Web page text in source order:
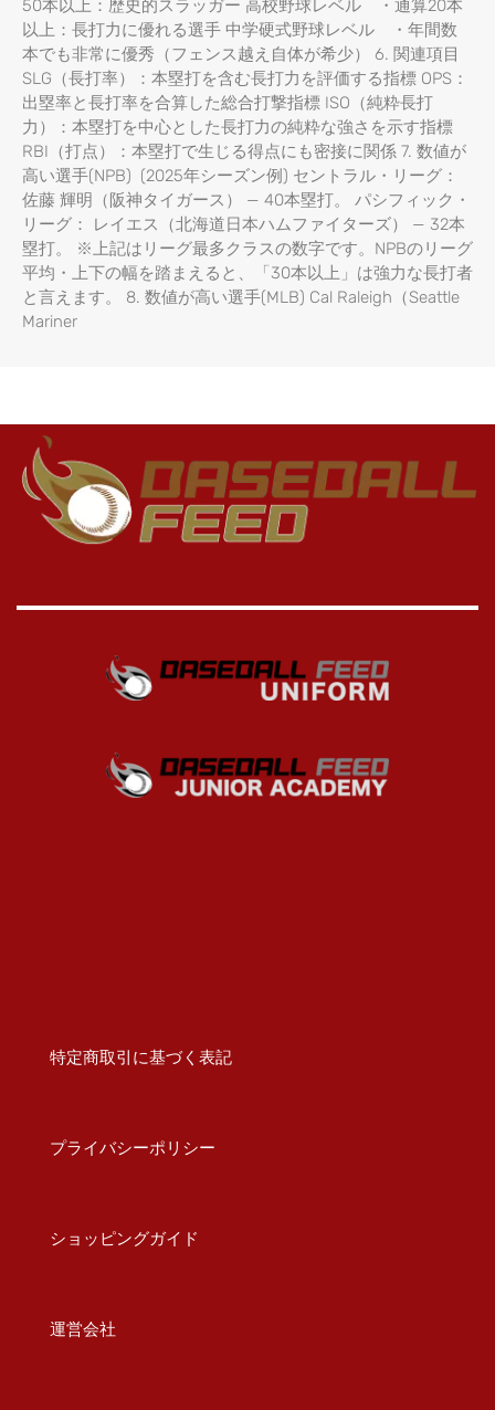
50本以上：歴史的スラッガー 高校野球レベル ・通算20本
以上：長打力に優れる選手 中学硬式野球レベル ・年間数
本でも非常に優秀（フェンス越え自体が希少） 6. 関連項目
SLG（長打率）：本塁打を含む長打力を評価する指標 OPS：
出塁率と長打率を合算した総合打撃指標 ISO（純粋長打
力）：本塁打を中心とした長打力の純粋な強さを示す指標
RBI（打点）：本塁打で生じる得点にも密接に関係 7. 数値が
高い選手(NPB) (2025年シーズン例) セントラル・リーグ：
佐藤 輝明（阪神タイガース） — 40本塁打。 パシフィック・
リーグ： レイエス（北海道日本ハムファイターズ） — 32本
塁打。 ※上記はリーグ最多クラスの数字です。NPBのリーグ
平均・上下の幅を踏まえると、「30本以上」は強力な長打者
と言えます。 8. 数値が高い選手(MLB) Cal Raleigh（Seattle
Mariner
特定商取引に基づく表記
プライバシーポリシー
ショッピングガイド
運営会社